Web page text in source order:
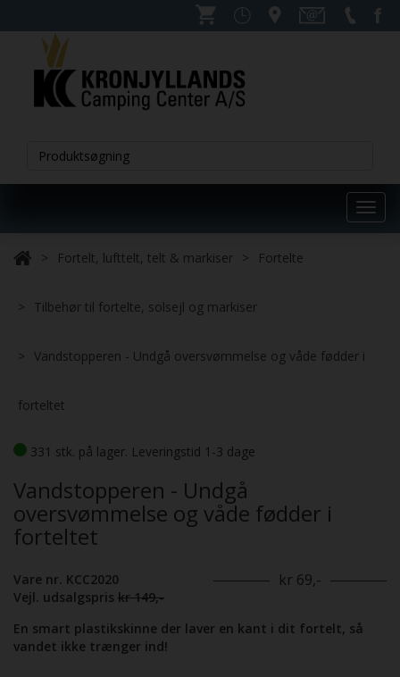
Fortelt, lufttelt, telt & markiser Fortelte
Tilbehør til fortelte, solsejl og markiser
Vandstopperen - Undgå oversvømmelse og våde fødder i
forteltet
331 stk. på lager. Leveringstid 1-3 dage
Vandstopperen - Undgå
oversvømmelse og våde fødder i
forteltet
Vare nr. KCC2020
Vejl. udsalgspris kr 149,-
kr 69,-
En smart plastikskinne der laver en kant i dit fortelt, så
vandet ikke trænger ind!